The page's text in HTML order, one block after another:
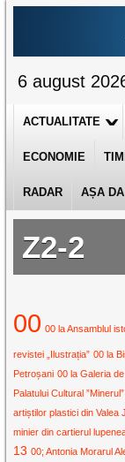
6 august
ACTUALITATE
ECONOMIE
RADAR AȘA
Z2-2
00 00 la Ansamblul
revistei „Ilustrația” 00 la
Petroșani 00 la Galeria
Palatului Cultural
artiștilor plastici din Valea
minier din cartierul
13 00; Antonia Morarul